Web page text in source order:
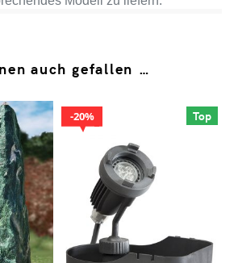
auch gefallen …
Top
20%